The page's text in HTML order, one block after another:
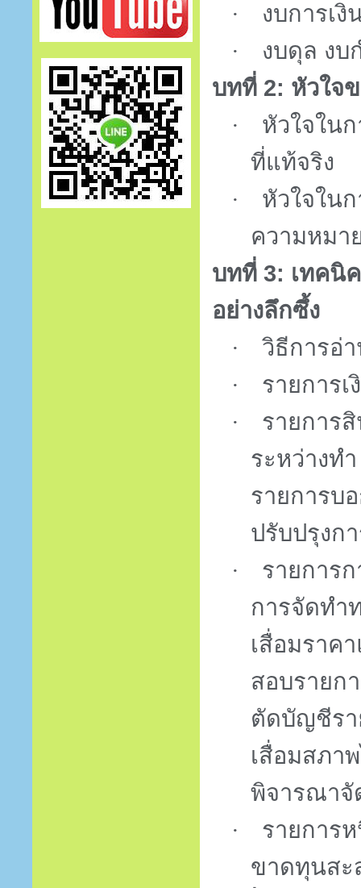
·
งบการเ
·
งบดุล งบ
บทที่ 2: หัวใจ
·
หัวใจใน
ที่แท้จริง
·
หัวใจใน
ความหมา
บทที่ 3: เทคนิ
อย่างลึกซึ้ง
·
วิธีการอ่
·
รายการ
·
รายการ
ระหว่างท
รายการบ
ปรับปรุงก
·
รายการ
การจัดทำ
เสื่อมราค
สอบรายก
ตัดบัญชีรา
เสื่อมสภา
พิจารณาจั
·
รายการ
ขาดทุนสะ